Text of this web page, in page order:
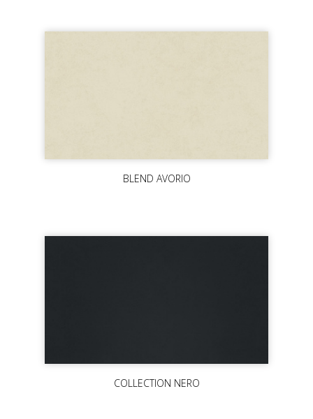
BLEND AVORIO
COLLECTION NERO